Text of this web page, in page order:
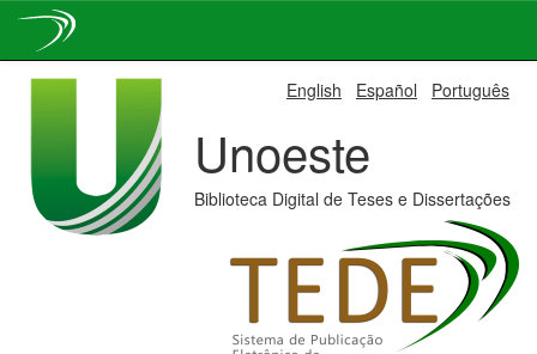
English Español Português
Unoeste
Biblioteca Digital de Teses e Dissertações